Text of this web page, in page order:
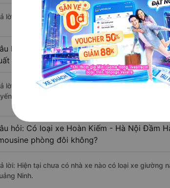
lời: Chuyến xe có giờ xuất phát trễ (muộn) nhất là
hỏi: Review xe đi Đầm Hà - Quảng Ninh
sắc, cao cấp nhất?
lời: Tạm thời chưa đủ review để đánh giá có nhà
đường này có chất lượng xuất sắc.
hỏi: Có loại xe Hoàn Kiếm - Hà Nội Đầm
phòng đôi không?
lời: Hiện tại chưa có nhà xe nào có loại xe giường
Ninh.